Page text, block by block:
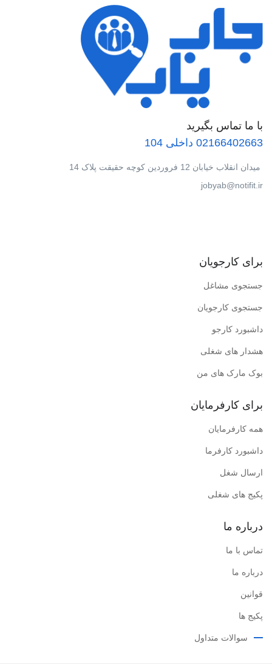
با ما تماس بگیرید
02166402663 داخلی 104
jobyab@notifit.ir
برای کارجویان
جستجوی مشاغل
جستجوی کارجویان
داشبورد کارجو
هشدار های شغلی
بوک مارک های من
برای کارفرمایان
همه کارفرمایان
داشبورد کارفرما
ارسال شغل
پکیج های شغلی
درباره ما
تماس با ما
درباره ما
قوانین
پکیج ها
سوالات متداول